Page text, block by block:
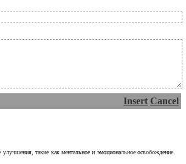
Insert Cancel
такие как ментальное и эмоциональное освобождение.